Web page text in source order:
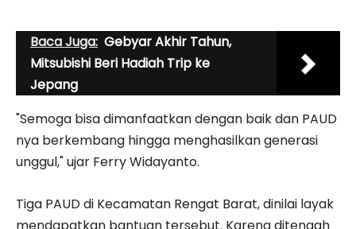
Baca Juga: Gebyar Akhir Tahun,
Mitsubishi Beri Hadiah Trip ke
Jepang
"Semoga bisa dimanfaatkan dengan baik dan PAUD
nya berkembang hingga menghasilkan generasi
unggul," ujar Ferry Widayanto.
Tiga PAUD di Kecamatan Rengat Barat, dinilai layak
mendapatkan bantuan tersebut. Karena ditengah